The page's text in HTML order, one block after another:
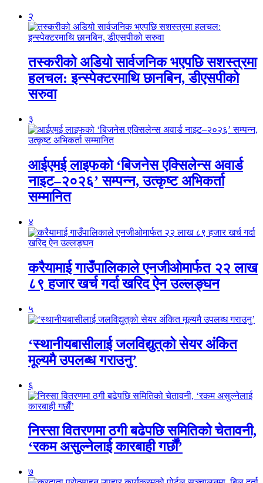
२
तस्करीको अडियो सार्वजनिक भएपछि सशस्त्रमा
हलचल: इन्स्पेक्टरमाथि छानबिन, डीएसपीको
सरुवा
३
आईएमई लाइफको ‘बिजनेस एक्सिलेन्स अवार्ड
नाइट–२०२६’ सम्पन्न, उत्कृष्ट अभिकर्ता
सम्मानित
४
करैयामाई गाउँपालिकाले एनजीओमार्फत २२ लाख
८९ हजार खर्च गर्दा खरिद ऐन उल्लङ्घन
५
‘स्थानीयबासीलाई जलविद्युत्‌को सेयर अंकित
मूल्यमै उपलब्ध गराउनु’
६
निस्सा वितरणमा ठगी बढेपछि समितिको चेतावनी,
‘रकम असुल्नेलाई कारबाही गर्छाैं’
७